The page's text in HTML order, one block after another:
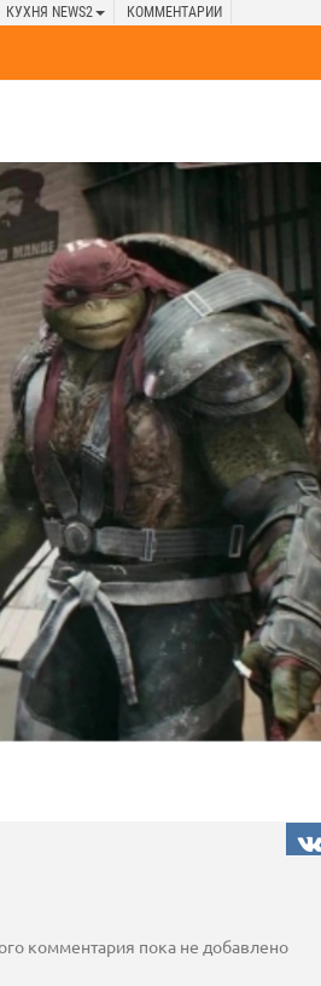
КУХНЯ NEWS2 КОММЕНТАРИИ
комментария пока не добавлено